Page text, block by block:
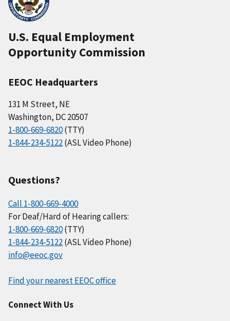
U.S. Equal Employment
Opportunity Commission
EEOC Headquarters
131 M Street, NE
Washington, DC 20507
1-800-669-6820(TTY)
1-844-234-5122(ASL Video Phone)
Questions?
Call 1-800-669-4000
For Deaf/Hard of Hearing callers:
1-800-669-6820(TTY)
1-844-234-5122(ASL Video Phone)
info@eeoc.gov
Find your nearest EEOC office
Connect With Us